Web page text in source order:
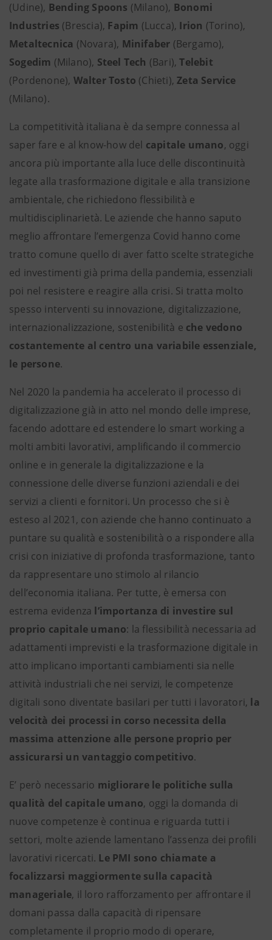
(Udine), Bending Spoons (Milano), Bonomi
Industries (Brescia), Fapim (Lucca), Irion (Torino),
Metaltecnica (Novara), Minifaber (Bergamo),
Sogedim (Milano), Steel Tech (Bari),Telebit
(Pordenone), Walter Tosto (Chieti),Zeta Service
(Milano).
La competitività italiana è da sempre connessa al
saper fare e al know-how del capitale umano, oggi
ancora più importante alla luce delle discontinuità
legate alla trasformazione digitale e alla transizione
ambientale, che richiedono flessibilità e
multidisciplinarietà. Le aziende che hanno saputo
meglio affrontare l’emergenza Covid hanno come
tratto comune quello di aver fatto scelte strategiche
ed investimenti già prima della pandemia, essenziali
poi nel resistere e reagire alla crisi. Si tratta molto
spesso interventi su innovazione, digitalizzazione,
internazionalizzazione, sostenibilità e che vedono
costantemente al centro una variabile essenziale,
le persone.
Nel 2020 la pandemia ha accelerato il processo di
digitalizzazione già in atto nel mondo delle imprese,
facendo adottare ed estendere lo smart working a
molti ambiti lavorativi, amplificando il commercio
online e in generale la digitalizzazione e la
connessione delle diverse funzioni aziendali e dei
servizi a clienti e fornitori. Un processo che si è
esteso al 2021, con aziende che hanno continuato a
puntare su qualità e sostenibilità o a rispondere alla
crisi con iniziative di profonda trasformazione, tanto
da rappresentare uno stimolo al rilancio
dell’economia italiana. Per tutte, è emersa con
estrema evidenza l’importanza di investire sul
proprio capitale umano: la flessibilità necessaria ad
adattamenti imprevisti e la trasformazione digitale in
atto implicano importanti cambiamenti sia nelle
attività industriali che nei servizi, le competenze
digitali sono diventate basilari per tutti i lavoratori, la
velocità dei processi in corso necessita della
massima attenzione alle persone proprio per
assicurarsi un vantaggio competitivo.
E’ però necessario migliorare le politiche sulla
qualità del capitale umano, oggi la domanda di
nuove competenze è continua e riguarda tutti i
settori, molte aziende lamentano l’assenza dei profili
lavorativi ricercati. Le PMI sono chiamate a
focalizzarsi maggiormente sulla capacità
manageriale, il loro rafforzamento per affrontare il
domani passa dalla capacità di ripensare
completamente il proprio modo di operare,